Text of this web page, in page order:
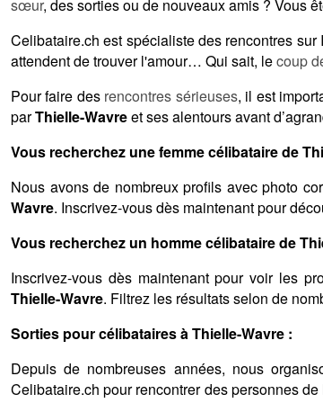
sœur, des sorties ou de nouveaux amis ? Vous
Celibataire.ch est spécialiste des rencontres
attendent de trouver l'amour… Qui sait, lecoup
Pour faire des rencontres sérieuses, il est
parThielle-Wavreet ses alentours avant
Vous recherchez une femme célibataire de
Nous avons de nombreux profils avec photo
Wavre. Inscrivez-vous dès maintenant pour
Vous recherchez un homme célibataire de
Inscrivez-vous dès maintenant pour voir les
Thielle-Wavre. Filtrez les résultats selon de
Sorties pour célibataires à Thielle-Wavre :
Depuis de nombreuses années, nous
Celibataire.ch pour rencontrer des personnes